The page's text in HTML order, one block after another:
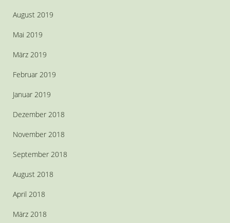
August 2019
Mai 2019
März 2019
Februar 2019
Januar 2019
Dezember 2018
November 2018
September 2018
August 2018
April 2018
März 2018